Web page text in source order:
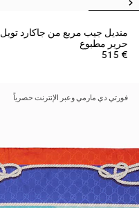
منديل جيب مربع من جاكارد تويل
حرير مطبوع
€ 515
فورتي دي مارمي وعبر الإنترنت حصرياً